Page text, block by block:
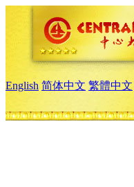
English 简体中文 繁體中文